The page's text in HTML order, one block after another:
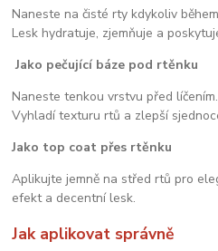
Naneste na čisté rty kdykoliv
Lesk hydratuje, zjemňuje a
Jako pečující báze pod rtěnku
Naneste tenkou vrstvu před líčením.
Vyhladí texturu rtů a zlepší
Jako top coat přes rtěnku
Aplikujte jemně na střed rtů pro
efekt a decentní lesk.
Jak aplikovat správně